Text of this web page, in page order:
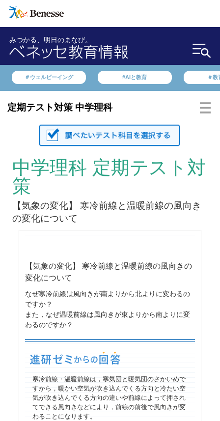
みつかる、明日のまなび。
＃ウェルビーイング #AIと教育 ＃教
定期テスト対策 中学理科
中学理科 定期テスト対
策
【気象の変化】 寒冷前線と温暖前線の風向き
の変化について
【気象の変化】 寒冷前線と温暖前線の風向きの
変化について
なぜ寒冷前線は風向きが南よりから北よりに変わるの
ですか？
また，なぜ温暖前線は風向きが東よりから南よりに変
わるのですか？
寒冷前線・温暖前線は，寒気団と暖気団のさかいめで
すから，暖かい空気が吹き込んでくる方向と冷たい空
気が吹き込んでくる方向の違いや前線によって押され
てできる風向きなどにより，前線の前後で風向きが変
わることになります。